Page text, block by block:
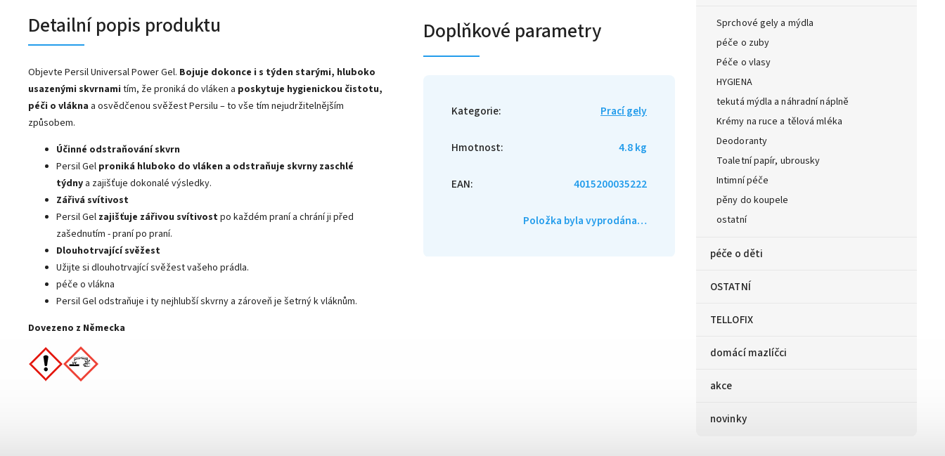
Sprchové gely a mýdla
péče o zuby
Péče o vlasy
HYGIENA
tekutá mýdla a náhradní náplně
Krémy na ruce a tělová mléka
Deodoranty
Toaletní papír, ubrousky
Intimní péče
pěny do koupele
ostatní
péče o děti
OSTATNÍ
TELLOFIX
domácí mazlíčci
akce
novinky
Detailní popis produktu
Objevte Persil Universal Power Gel. Bojuje dokonce i s týden starými, hluboko
usazenými skvrnami tím, že proniká do vláken a poskytuje hygienickou čistotu,
péči o vlákna a osvědčenou svěžest Persilu – to vše tím nejudržitelnějším
způsobem.
Účinné odstraňování skvrn
Persil Gel proniká hluboko do vláken a odstraňuje skvrny zaschlé
týdny a zajišťuje dokonalé výsledky.
Zářivá svítivost
Persil Gel zajišťuje zářivou svítivostpo každém praní a chrání ji před
zašednutím - praní po praní.
Dlouhotrvající svěžest
Užijte si dlouhotrvající svěžest vašeho prádla.
péče o vlákna
Persil Gel odstraňuje i ty nejhlubší skvrny a zároveň je šetrný k vláknům.
Dovezeno z Německa
Doplňkové parametry
Kategorie: Prací gely
Hmotnost: 4.8 kg
EAN: 4015200035222
Položka byla vyprodána…